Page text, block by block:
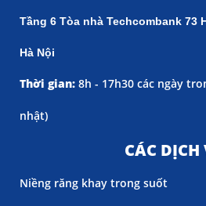
Tầng 6 Tòa nhà Techcombank 73
Hà Nội
Thời gian: 8h - 17h30 các ngày
nhật)
CÁC DỊCH
Niềng răng khay trong suốt